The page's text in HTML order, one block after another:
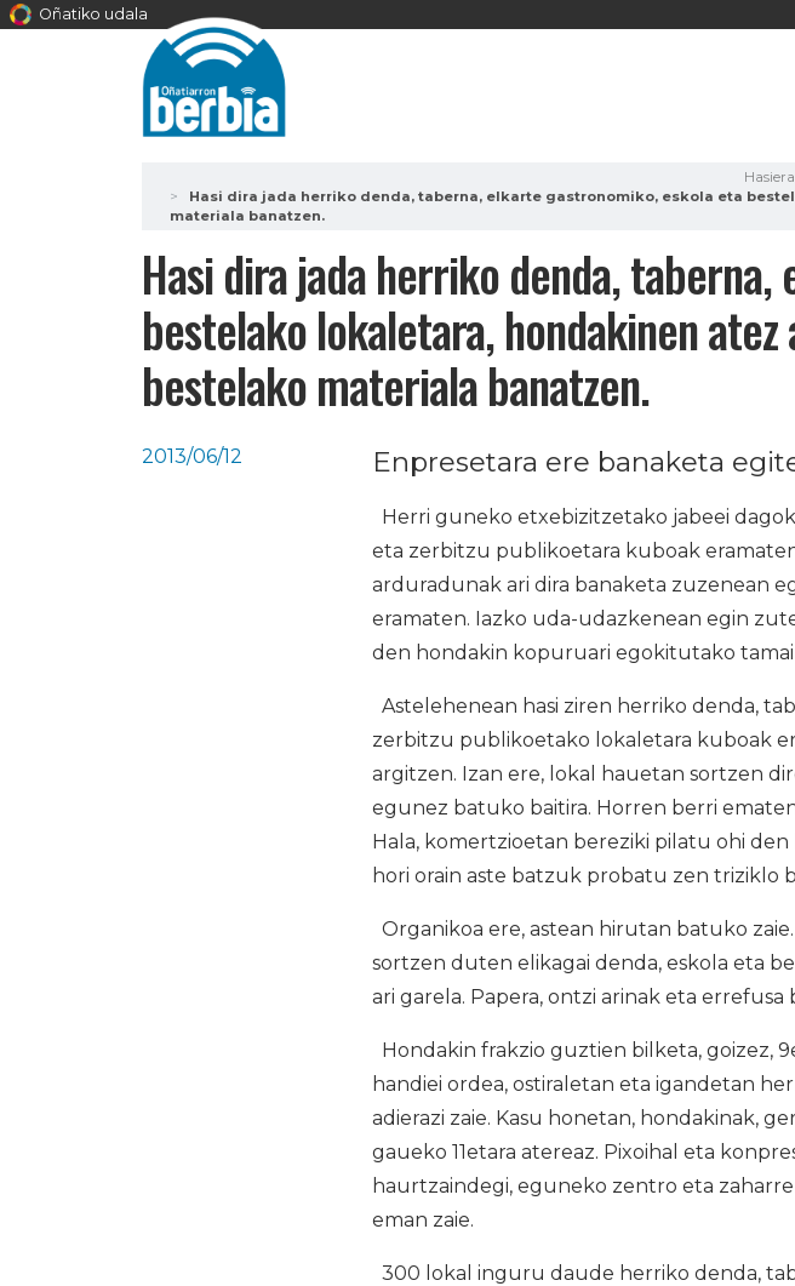
Oñatiko udala
Hasiera
Hasi dira jada herriko denda, taberna, elkarte gastronomiko, eskola eta
materiala banatzen.
Hasi dira jada herriko denda,
bestelako lokaletara, hondakinen
bestelako materiala banatzen.
2013/06/12 Enpresetara ere banaketa
Herri guneko etxebizitzetako jabeei
eta zerbitzu publikoetara kuboak
arduradunak ari dira banaketa zuzenean
eramaten. Iazko uda-udazkenean egin
den hondakin kopuruari egokitutako
Astelehenean hasi ziren herriko denda,
zerbitzu publikoetako lokaletara kuboak
argitzen. Izan ere, lokal hauetan sortzen
egunez batuko baitira. Horren berri
Hala, komertzioetan bereziki pilatu ohi den
hori orain aste batzuk probatu zen triziklo
Organikoa ere, astean hirutan batuko
sortzen duten elikagai denda, eskola eta
ari garela. Papera, ontzi arinak eta
Hondakin frakzio guztien bilketa, goizez,
handiei ordea, ostiraletan eta igandetan
adierazi zaie. Kasu honetan, hondakinak,
gaueko 11etara atereaz. Pixoihal eta
haurtzaindegi, eguneko zentro eta
eman zaie.
300 lokal inguru daude herriko denda,